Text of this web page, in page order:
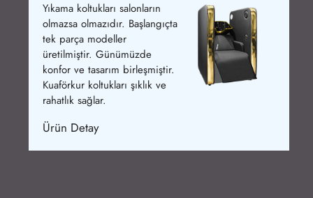
Yıkama koltukları salonların
olmazsa olmazıdır. Başlangıçta
tek parça modeller
üretilmiştir. Günümüzde
konfor ve tasarım birleşmiştir.
Kuaförkur koltukları şıklık ve
rahatlık sağlar.
Ürün Detay